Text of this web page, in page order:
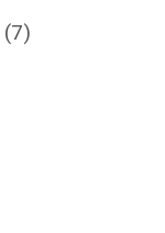
(7)